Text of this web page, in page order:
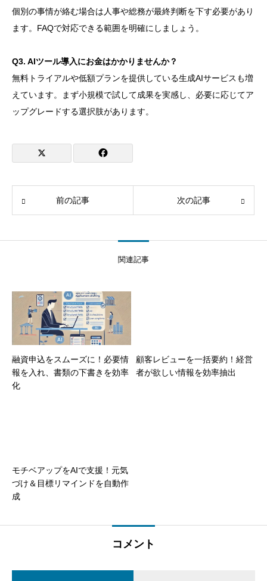
個別の事情が絡む場合は人事や総務が最終判断を下す必要があり
ます。FAQで対応できる範囲を明確にしましょう。
Q3. AIツール導入にお金はかかりませんか？
無料トライアルや低額プランを提供している生成AIサービスも増
えています。まず小規模で試して成果を実感し、必要に応じてア
ップグレードする選択肢があります。
前の記事 次の記事
関連記事
融資申込をスムーズに！必要情
報を入れ、書類の下書きを効率
化
顧客レビューを一括要約！経営
者が欲しい情報を効率抽出
モチベアップをAIで支援！元気
づけ＆目標リマインドを自動作
成
コメント